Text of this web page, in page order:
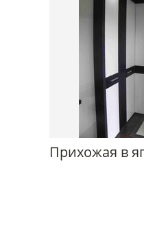
Прихожая в